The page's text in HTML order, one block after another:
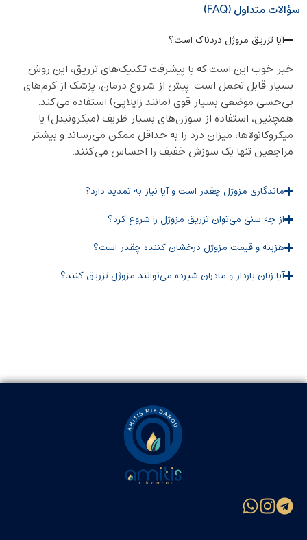
سؤالات متداول (FAQ)
آیا تزریق مزوژل دردناک است؟
خبر خوب این است که با پیشرفت تکنیک‌های تزریق، این روش
بسیار قابل تحمل است. پیش از شروع درمان، پزشک از کرم‌های
بی‌حسی موضعی بسیار قوی (مانند زایلاپی) استفاده می‌کند.
همچنین، استفاده از سوزن‌های بسیار ظریف (میکرونیدل) یا
میکروکانولاها، میزان درد را به حداقل ممکن می‌رساند و بیشتر
مراجعین تنها یک سوزش خفیف را احساس می‌کنند.
ماندگاری مزوژل چقدر است و آیا نیاز به تمدید دارد؟
از چه سنی می‌توان تزریق مزوژل را شروع کرد؟
هزینه و قیمت مزوژل درخشان کننده چقدر است؟
آیا زنان باردار و مادران شیرده می‌توانند مزوژل تزریق کنند؟